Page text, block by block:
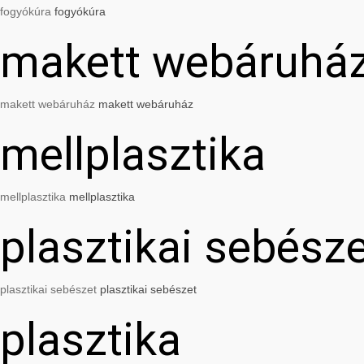
fogyókúra fogyókúra
makett
makett webáruház makett webáruház
mellplasztika
mellplasztika mellplasztika
plasztikai
plasztikai sebészet plasztikai sebészet
plasztika